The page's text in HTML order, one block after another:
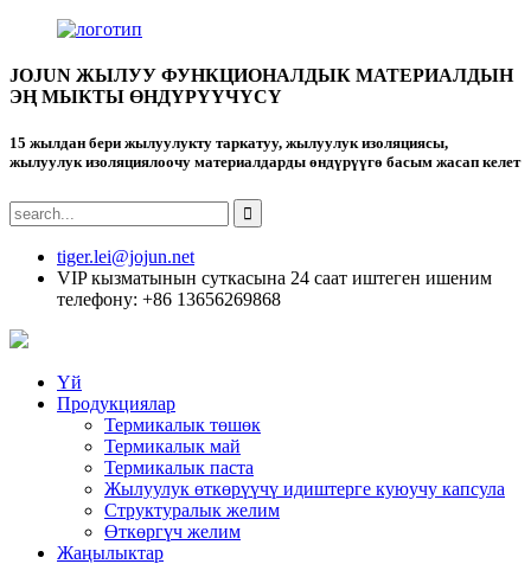
JOJUN ЖЫЛУУ ФУНКЦИОНАЛДЫК МАТЕРИАЛДЫН
ЭҢ МЫКТЫ ӨНДҮРҮҮЧҮСҮ
15 жылдан бери жылуулукту таркатуу, жылуулук изоляциясы,
жылуулук изоляциялоочу материалдарды өндүрүүгө басым жасап келет
tiger.lei@jojun.net
VIP кызматынын суткасына 24 саат иштеген ишеним
телефону: +86 13656269868
Үй
Продукциялар
Термикалык төшөк
Термикалык май
Термикалык паста
Жылуулук өткөрүүчү идиштерге куюучу капсула
Структуралык желим
Өткөргүч желим
Жаңылыктар